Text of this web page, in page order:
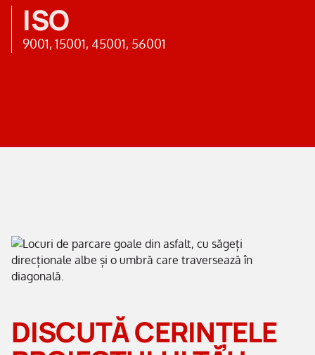
ISO
9001, 15001, 45001, 56001
DISCUTĂ CERINȚELE